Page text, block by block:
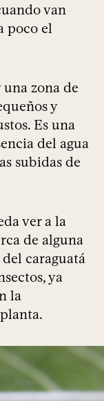
van
poco el
zona de
y
Es una
del agua
subidas de
ver a la
de alguna
caraguatá
ya
la